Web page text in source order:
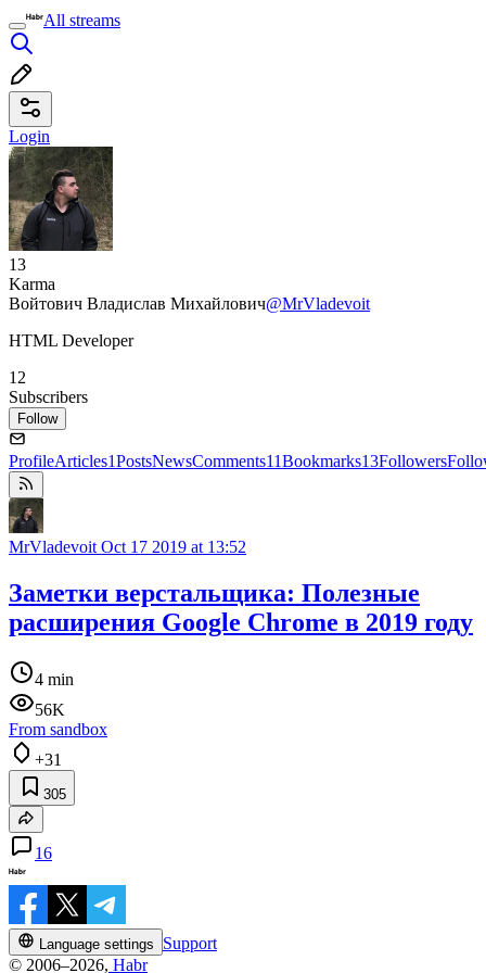
All streams
Login
13
Karma
Войтович Владислав Михайлович@MrVladevoit
HTML Developer
12
Subscribers
Follow
ProfileArticles1PostsNewsComments11Bookmarks13Followers
MrVladevoit Oct 17 2019 at 13:52
Заметки верстальщика: Полезные
расширения Google Chrome в 2019 году
4 min
56K
From sandbox
+31
305
16
Language settings
Support
© 2006–2026, Habr